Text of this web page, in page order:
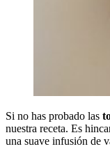
Si no has probado las
nuestra receta. Es
una suave infusión de